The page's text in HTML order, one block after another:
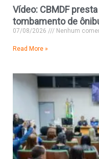
Vídeo: CBMDF
tombamento de
07/08/2026 Nenhum
Read More »